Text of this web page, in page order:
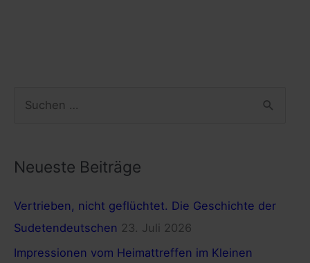
h
n
n
a
Neueste Beiträge
Vertrieben, nicht geflüchtet. Die Geschichte der
Sudetendeutschen 23. Juli 2026
Impressionen vom Heimattreffen im Kleinen